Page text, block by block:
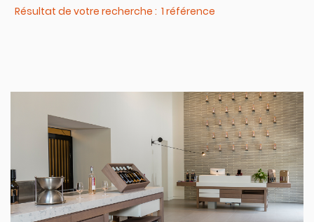
Résultat de votre recherche : 1 référence